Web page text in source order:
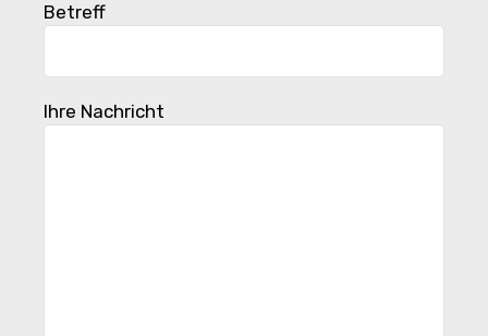
Betreff
Ihre Nachricht